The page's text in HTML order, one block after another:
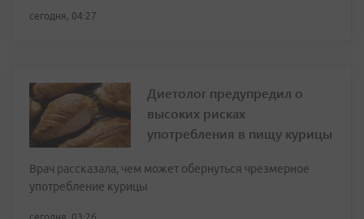
сегодня, 04:27
Диетолог предупредил о
высоких рисках
употребления в пищу курицы
Врач рассказала, чем может обернуться чрезмерное
употребление курицы